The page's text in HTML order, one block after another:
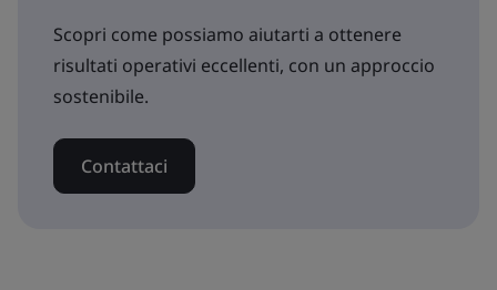
Scopri come possiamo aiutarti a ottenere
risultati operativi eccellenti, con un approccio
sostenibile.
Contattaci